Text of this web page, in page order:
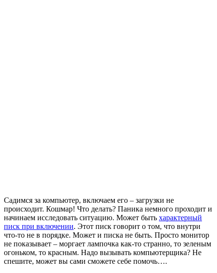
Садимся за компьютер, включаем его – загрузки не
происходит. Кошмар! Что делать? Паника немного проходит и
начинаем исследовать ситуацию. Может быть характерный
писк при включении. Этот писк говорит о том, что внутри
что-то не в порядке. Может и писка не быть. Просто монитор
не показывает – моргает лампочка как-то странно, то зеленым
огоньком, то красным. Надо вызывать компьютерщика? Не
спешите, может вы сами сможете себе помочь….